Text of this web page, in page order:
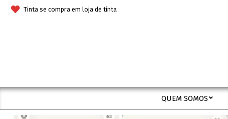
Skip
Tinta se compra em loja de tinta
QUEM SOMOS